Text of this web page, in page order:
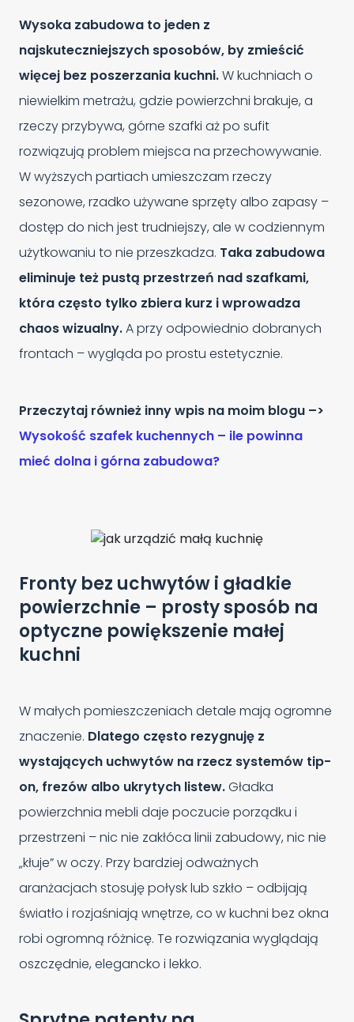
Wysoka zabudowa to jeden z
najskuteczniejszych sposobów, by zmieścić
więcej bez poszerzania kuchni.W kuchniach o
niewielkim metrażu, gdzie powierzchni brakuje, a
rzeczy przybywa, górne szafki aż po sufit
rozwiązują problem miejsca na przechowywanie.
W wyższych partiach umieszczam rzeczy
sezonowe, rzadko używane sprzęty albo zapasy –
dostęp do nich jest trudniejszy, ale w codziennym
użytkowaniu to nie przeszkadza. Taka zabudowa
eliminuje też pustą przestrzeń nad szafkami,
która często tylko zbiera kurz i wprowadza
chaos wizualny.A przy odpowiednio dobranych
frontach – wygląda po prostu estetycznie.
Przeczytaj również inny wpis na moim blogu –>
Wysokość szafek kuchennych – ile powinna
mieć dolna i górna zabudowa?
Fronty bez uchwytów i gładkie
powierzchnie – prosty sposób na
optyczne powiększenie małej
kuchni
W małych pomieszczeniach detale mają ogromne
znaczenie. Dlatego często rezygnuję z
wystających uchwytów na rzecz systemów tip-
on, frezów albo ukrytych listew.Gładka
powierzchnia mebli daje poczucie porządku i
przestrzeni – nic nie zakłóca linii zabudowy, nic nie
„kłuje” w oczy. Przy bardziej odważnych
aranżacjach stosuję połysk lub szkło – odbijają
światło i rozjaśniają wnętrze, co w kuchni bez okna
robi ogromną różnicę. Te rozwiązania wyglądają
oszczędnie, elegancko i lekko.